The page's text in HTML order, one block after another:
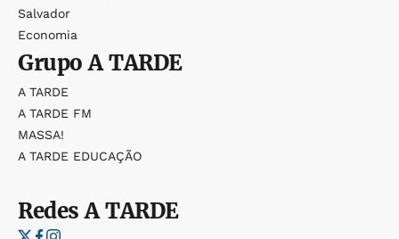
Salvador
Economia
GrupoA TARDE
A TARDE
A TARDE FM
MASSA!
A TARDE EDUCAÇÃO
RedesA TARDE